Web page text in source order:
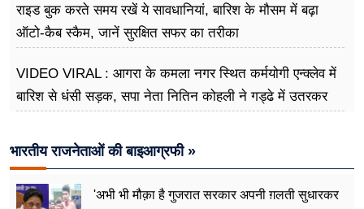
राइड बुक करते समय रखें ये सावधानियां, बारिश के मौसम में बढ़ा
ऑटो-कैब स्कैम, जानें सुरक्षित सफर का तरीका
VIDEO VIRAL : आगरा के कमला नगर स्थित कर्मयोगी एन्क्लेव में
बारिश से धंसी सड़क, सपा नेता नितिन कोहली ने गड्ढे में उतरकर
भारतीय राजनेताओं की बाइआग्रफी »
'अभी भी मौक़ा है गुजरात सरकार अपनी ग़लती सुधारकर